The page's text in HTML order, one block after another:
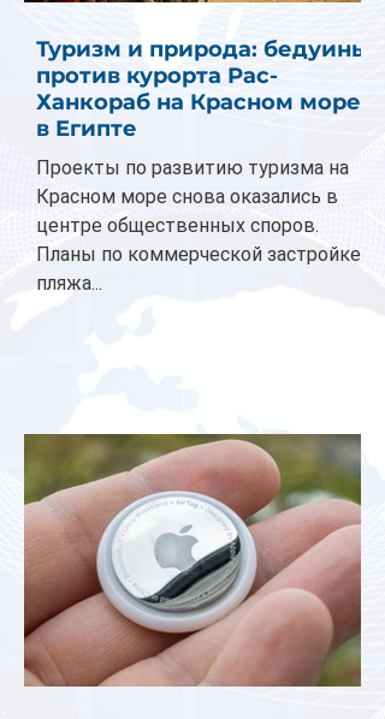
Туризм и природа: бедуины
против курорта Рас-
Ханкораб на Красном море
в Египте
Проекты по развитию туризма на
Красном море снова оказались в
центре общественных споров.
Планы по коммерческой застройке
пляжа...